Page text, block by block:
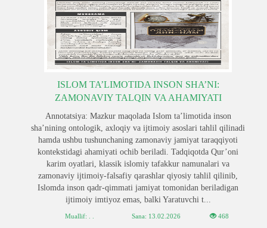
ISLOM TA’LIMOTIDA INSON SHA’NI:
ZAMONAVIY TALQIN VA AHAMIYATI
Annotatsiya: Mazkur maqolada Islom ta’limotida inson
sha’nining ontologik, axloqiy va ijtimoiy asoslari tahlil qilinadi
hamda ushbu tushunchaning zamonaviy jamiyat taraqqiyoti
kontekstidagi ahamiyati ochib beriladi. Tadqiqotda Qur’oni
karim oyatlari, klassik islomiy tafakkur namunalari va
zamonaviy ijtimoiy-falsafiy qarashlar qiyosiy tahlil qilinib,
Islomda inson qadr-qimmati jamiyat tomonidan beriladigan
ijtimoiy imtiyoz emas, balki Yaratuvchi t...
Muallif: . . Sana: 13.02.2026 468